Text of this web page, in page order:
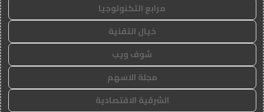
مرابع التكنولوجيا
خيال التقنية
شوف ويب
مجلة الاسهم
الشرقية الاقتصادية